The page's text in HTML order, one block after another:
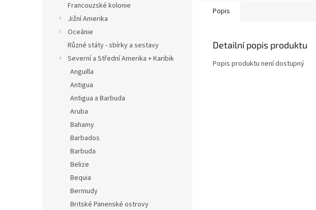
Francouzské kolonie
Jižní Amerika
Oceánie
Různé státy - sbírky a sestavy
Severní a Střední Amerika + Karibik
Anguilla
Antigua
Antigua a Barbuda
Aruba
Bahamy
Barbados
Barbuda
Belize
Bequia
Bermudy
Britské Panenské ostrovy
Popis
Detailní popis produktu
Popis produktu není dostupný